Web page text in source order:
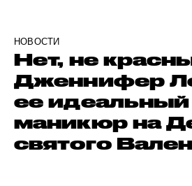
НОВОСТИ
Нет, не
Дженнифер
ее идеальный
маникюр на
святого